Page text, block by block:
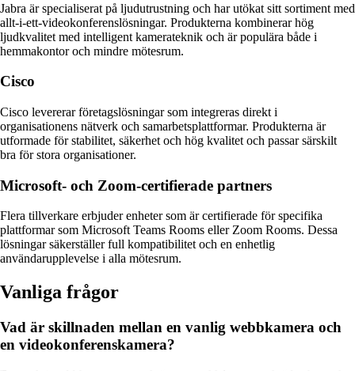
Jabra är specialiserat på ljudutrustning och har utökat sitt sortiment med
allt-i-ett-videokonferenslösningar. Produkterna kombinerar hög
ljudkvalitet med intelligent kamerateknik och är populära både i
hemmakontor och mindre mötesrum.
Cisco
Cisco levererar företagslösningar som integreras direkt i
organisationens nätverk och samarbetsplattformar. Produkterna är
utformade för stabilitet, säkerhet och hög kvalitet och passar särskilt
bra för stora organisationer.
Microsoft- och Zoom-certifierade partners
Flera tillverkare erbjuder enheter som är certifierade för specifika
plattformar som Microsoft Teams Rooms eller Zoom Rooms. Dessa
lösningar säkerställer full kompatibilitet och en enhetlig
användarupplevelse i alla mötesrum.
Vanliga frågor
Vad är skillnaden mellan en vanlig webbkamera och
en videokonferenskamera?